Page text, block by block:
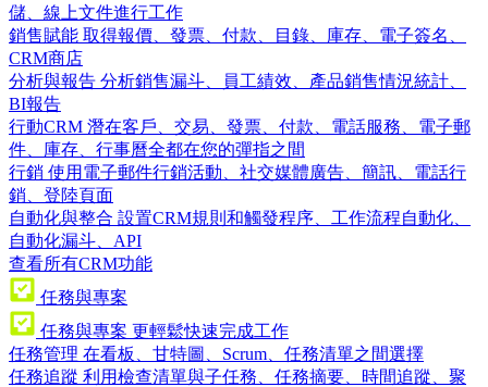
儲、線上文件進行工作
銷售賦能 取得報價、發票、付款、目錄、庫存、電子簽名、
CRM商店
分析與報告 分析銷售漏斗、員工績效、產品銷售情況統計、
BI報告
行動CRM 潛在客戶、交易、發票、付款、電話服務、電子郵
件、庫存、行事曆全都在您的彈指之間
行銷 使用電子郵件行銷活動、社交媒體廣告、簡訊、電話行
銷、登陸頁面
自動化與整合 設置CRM規則和觸發程序、工作流程自動化、
自動化漏斗、API
查看所有CRM功能
任務與專案
任務與專案 更輕鬆快速完成工作
任務管理 在看板、甘特圖、Scrum、任務清單之間選擇
任務追蹤 利用檢查清單與子任務、任務摘要、時間追蹤、聚